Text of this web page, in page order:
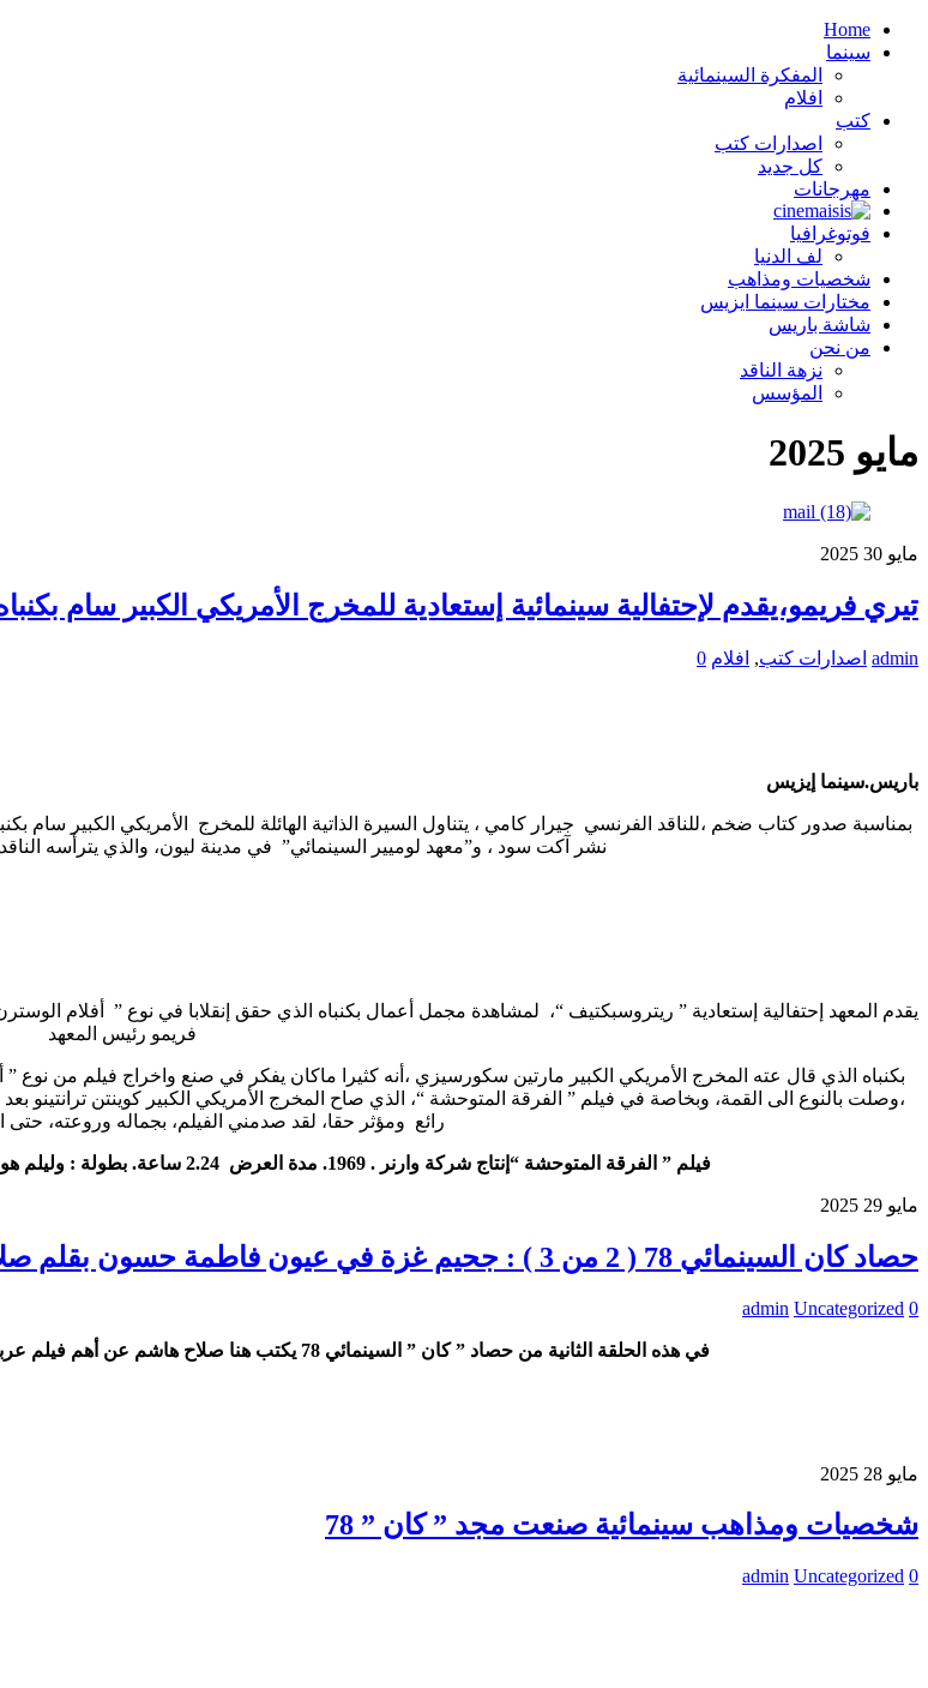
Home
سينما
المفكرة السينمائية
افلام
كتب
اصدارات كتب
كل جديد
مهرجانات
فوتوغرافيا
لف الدنيا
شخصيات ومذاهب
مختارات سينما ايزيس
شاشة باريس
من نحن
نزهة الناقد
المؤسس
مايو 2025
مايو 30
2025
تيري فريمو،يقدم لإحتفالية سينمائية إستعادية للمخرج الأمريكي الكبير سام
admin اصدارات كتب, افلام 0
باريس.سينما إيزيس
نشر آكت سود ، و”معهد لوميير السينمائي” في مدينة ليون، والذي يترأسه
فريمو رئيس المعهد
بكنباه الذي قال عته المخرج الأمريكي الكبير مارتين سكورسيزي ،أنه كثيرا ماكان يفكر في صنع واخراج فيلم من نوع ”
،وصلت بالنوع الى القمة، وبخاصة في فيلم ” الفرقة المتوحشة “، الذي صاح المخرج الأمريكي الكبير كوينتن ترانتينو
رائع ومؤثر حقا، لقد صدمني الفيلم، بجماله وروعته،
فيلم ” الفرقة المتوحشة “إنتاج شركة وارنر . 1969. مدة العرض 2.24 ساعة. بطولة : وليلم هولدن- إرنست بورجانين وروبرت رايان، ومن اخراج سام بكنباه.
مايو 29
2025
حصاد كان السينمائي 78 ( 2 من 3 ) : جحيم غزة في عيون فاطمة حسون بقلم صلاح هاشم
admin Uncategorized 0
في هذه الحلقة الثانية من حصاد ” كان ” السينمائي 78 يكتب هنا صلاح هاشم عن أهم فيلم عربي عرض في مهرجان كان في الفترة من 13 الى 24 مايو 2025
مايو 28
2025
شخصيات ومذاهب سينمائية صنعت مجد ” كان ” 78
admin Uncategorized 0